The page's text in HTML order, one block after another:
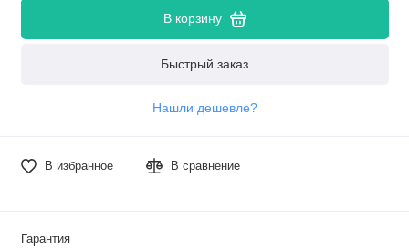
В корзину
Быстрый заказ
Нашли дешевле?
В избранное В сравнение
Гарантия